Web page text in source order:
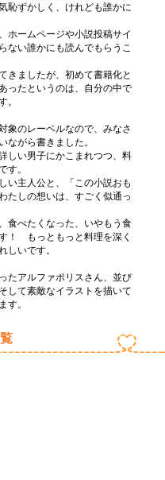
恥ずかしく、けれども誰かに
ホームページや小説投稿サイ
ない誰かにも読んでもらうこ
きましたが、初めて書籍化と
ったというのは、自分の中で
。
象のレーベルなので、みなさ
ながら書きました。
しい男子にかこまれつつ、料
す。
い主人公と、「この小説おも
たしの想いは、すごく似通っ
食べたくなった、いやもう食
！ もっともっと料理を深く
しいです。
たアルファポリスさん、並び
して素敵なイラストを描いて
す。